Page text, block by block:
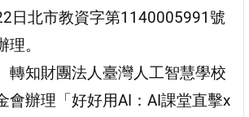
日北市教資字第1140005991號
理。
轉知財團法人臺灣人工智慧學校
會辦理「好好用AI：AI課堂直擊x